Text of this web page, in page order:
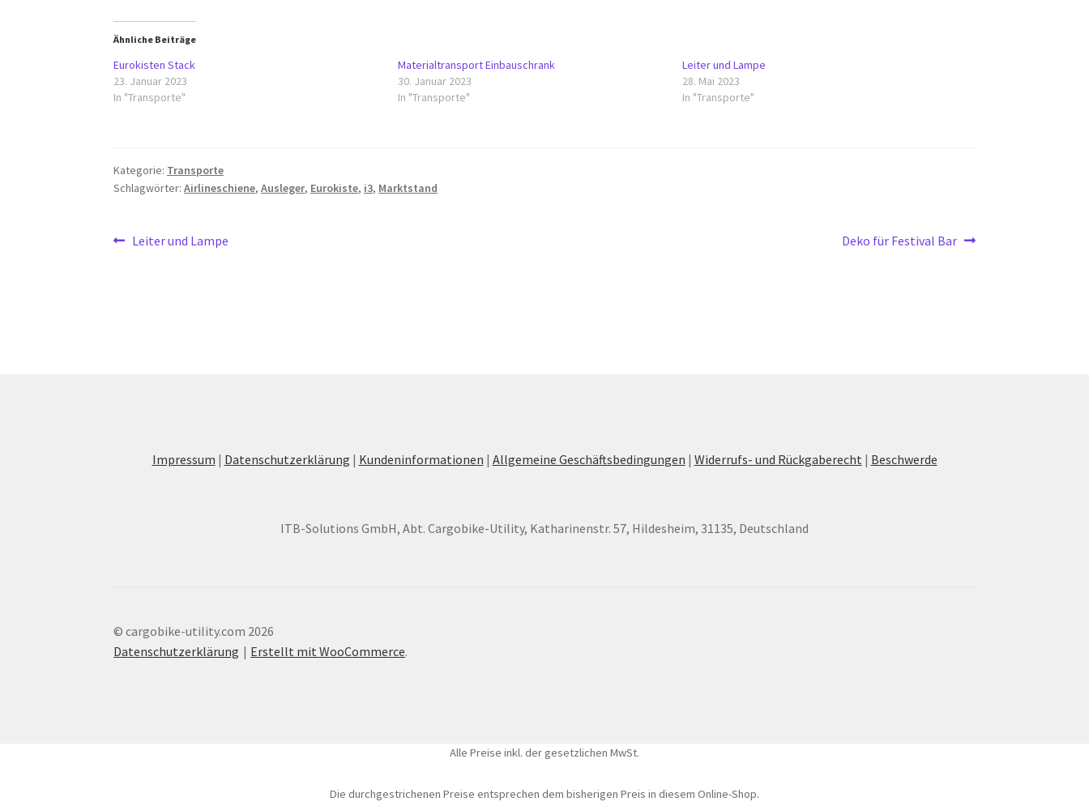
Ähnliche Beiträge
Eurokisten Stack
23. Januar 2023
In "Transporte"
Materialtransport Einbauschrank
30. Januar 2023
In "Transporte"
Leiter und Lampe
28. Mai 2023
In "Transporte"
Kategorie: Transporte
Schlagwörter:Airlineschiene,Ausleger, Eurokiste, i3, Marktstand
Beitragsnavigation
Vorheriger
Leiter und Lampe
Nächster
Deko für Festival Bar
Impressum | Datenschutzerklärung | Kundeninformationen | Allgemeine Geschäftsbedingungen | Widerrufs- und Rückgaberecht | Beschwerde
ITB-Solutions GmbH, Abt. Cargobike-Utility, Katharinenstr. 57, Hildesheim, 31135, Deutschland
© cargobike-utility.com 2026
Datenschutzerklärung
Erstellt mit WooCommerce.
Alle Preise inkl. der gesetzlichen MwSt.
Die durchgestrichenen Preise entsprechen dem bisherigen Preis in diesem Online-Shop.